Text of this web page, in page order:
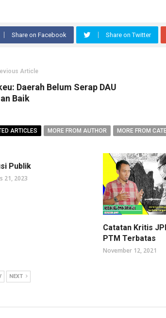
Share on Facebook Share on Twitter
Article
Daerah Belum Serap DAU
Baik
ARTICLES MORE FROM AUTHOR MORE FROM
Publik
21, 2023
Catatan Kritis
PTM Terbatas
November 12, 2021
NEXT